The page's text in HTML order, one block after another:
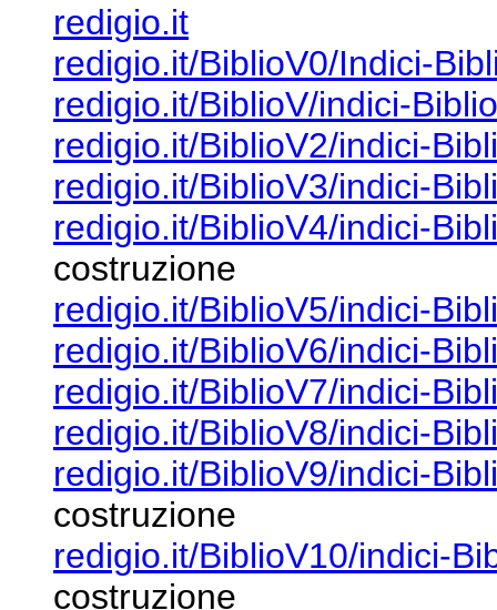
redigio.it
redigio.it/BiblioV0/Indici-
redigio.it/BiblioV/indici-
redigio.it/BiblioV2/indici-
redigio.it/BiblioV3/indici-
redigio.it/BiblioV4/indici-
costruzione
redigio.it/BiblioV5/indici-
redigio.it/BiblioV6/indici-
redigio.it/BiblioV7/indici-
redigio.it/BiblioV8/indici-
redigio.it/BiblioV9/indici-
costruzione
redigio.it/BiblioV10/indici-
costruzione